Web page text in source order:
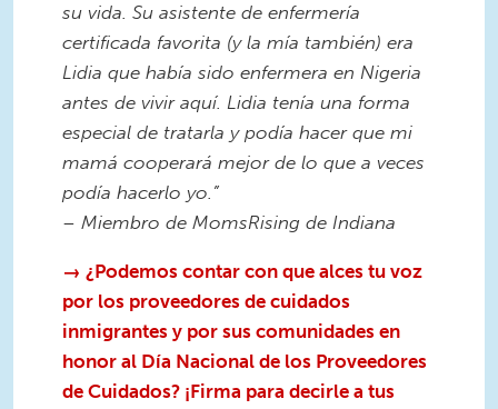
su vida. Su asistente de enfermería
certificada favorita (y la mía también) era
Lidia que había sido enfermera en Nigeria
antes de vivir aquí. Lidia tenía una forma
especial de tratarla y podía hacer que mi
mamá cooperará mejor de lo que a veces
podía hacerlo yo.”
– Miembro de MomsRising de Indiana
→ ¿Podemos contar con que alces tu voz
por los proveedores de cuidados
inmigrantes y por sus comunidades en
honor al Día Nacional de los Proveedores
de Cuidados? ¡Firma para decirle a tus